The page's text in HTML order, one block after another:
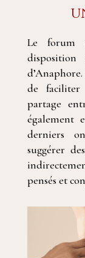
Le forum
de faciliter
partage
également
derniers
suggérer
pensés et